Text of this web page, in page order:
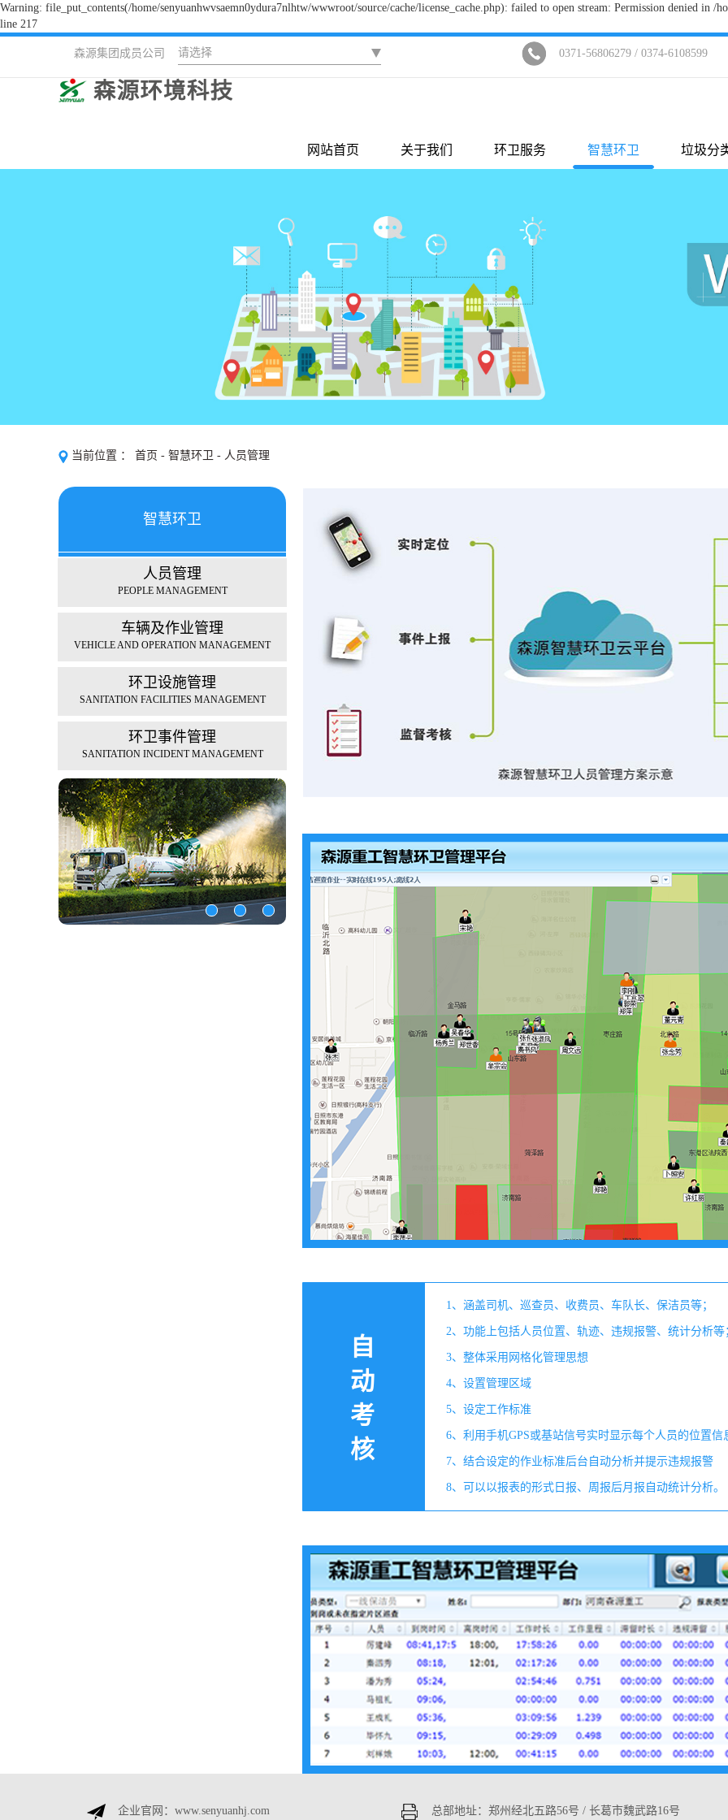
Warning: file_put_contents(/home/senyuanhwvsaemn0ydura7nlhtw/wwwroot/source/cache/license_cache.php): failed to open stream: Permission denied in /
line 217
森源集团成员公司 请选择 0371-56806279 / 0374-6108599
网站首页 关于我们 环卫服务 智慧环卫 垃圾分
当前位置 ： 首页 - 智慧环卫 - 人员管理
智慧环卫
SMART SANITATION
人员管理
PEOPLE MANAGEMENT
车辆及作业管理
VEHICLE AND OPERATION MANAGEMENT
环卫设施管理
SANITATION FACILITIES MANAGEMENT
环卫事件管理
SANITATION INCIDENT MANAGEMENT
自
动
考
核
1、涵盖司机、巡查员、收费员、车队长、保洁员等；
2、功能上包括人员位置、轨迹、违规报警、统计分析等
3、整体采用网格化管理思想
4、设置管理区域
5、设定工作标准
6、利用手机GPS或基站信号实时显示每个人员的位置信
7、结合设定的作业标准后台自动分析并提示违规报警
8、可以以报表的形式日报、周报后月报自动统计分析。
企业官网：www.senyuanhj.com 总部地址：郑州经北五路56号 / 长葛市魏武路16号